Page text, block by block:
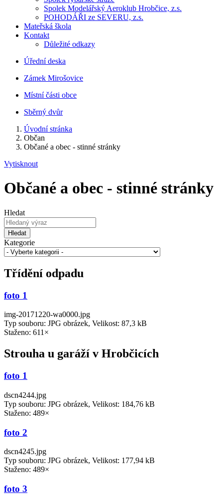
Spolek Modelářský Aeroklub Hrobčice, z.s.
POHODÁŘI ze SEVERU, z.s.
Mateřská škola
Kontakt
Důležité odkazy
Úřední deska
Zámek Mirošovice
Místní části obce
Sběrný dvůr
Úvodní stránka
Občan
Občané a obec - stinné stránky
Vytisknout
Občané a obec - stinné stránky
Hledat
Hledat
Kategorie
Třídění odpadu
foto 1
img-20171220-wa0000.jpg
Typ souboru: JPG obrázek, Velikost: 87,3 kB
Staženo: 611×
Strouha u garáží v Hrobčicích
foto 1
dscn4244.jpg
Typ souboru: JPG obrázek, Velikost: 184,76 kB
Staženo: 489×
foto 2
dscn4245.jpg
Typ souboru: JPG obrázek, Velikost: 177,94 kB
Staženo: 489×
foto 3